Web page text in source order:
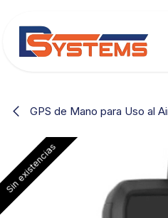
GPS de Mano para Uso al
Sin existencias
Sin existencias